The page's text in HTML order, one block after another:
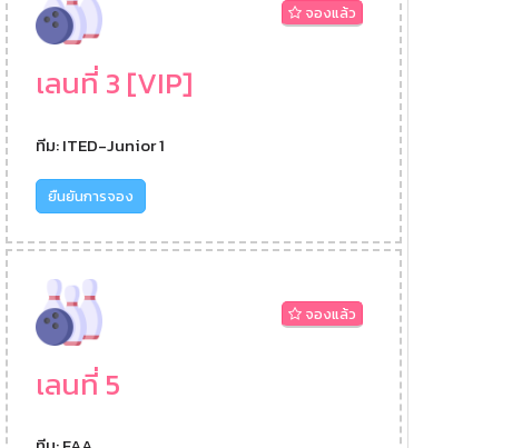
เลนที่ 3 [VIP]
จองแล้ว
ทีม: ITED-Junior 1
ยืนยันการจอง
เลนที่ 5
จองแล้ว